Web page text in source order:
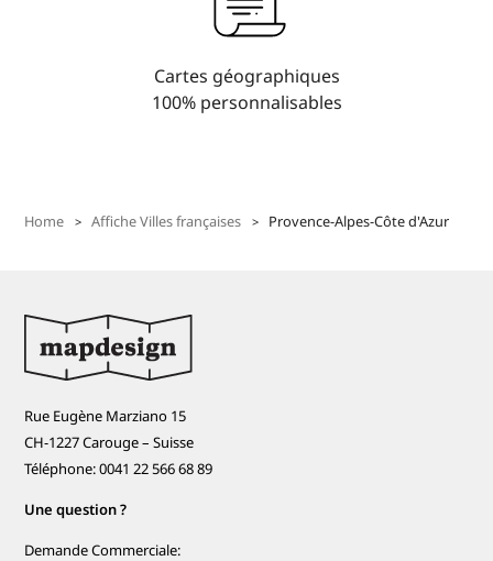
Cartes géographiques
100% personnalisables
Home Affiche Villes françaises Provence-Alpes-Côte d'Azur
Rue Eugène Marziano 15
CH-1227 Carouge – Suisse
Téléphone: 0041 22 566 68 89
Une question ?
Demande Commerciale: